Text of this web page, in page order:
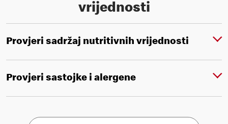
vrijednosti
Provjeri sadržaj nutritivnih vrijednosti
Provjeri sastojke i alergene